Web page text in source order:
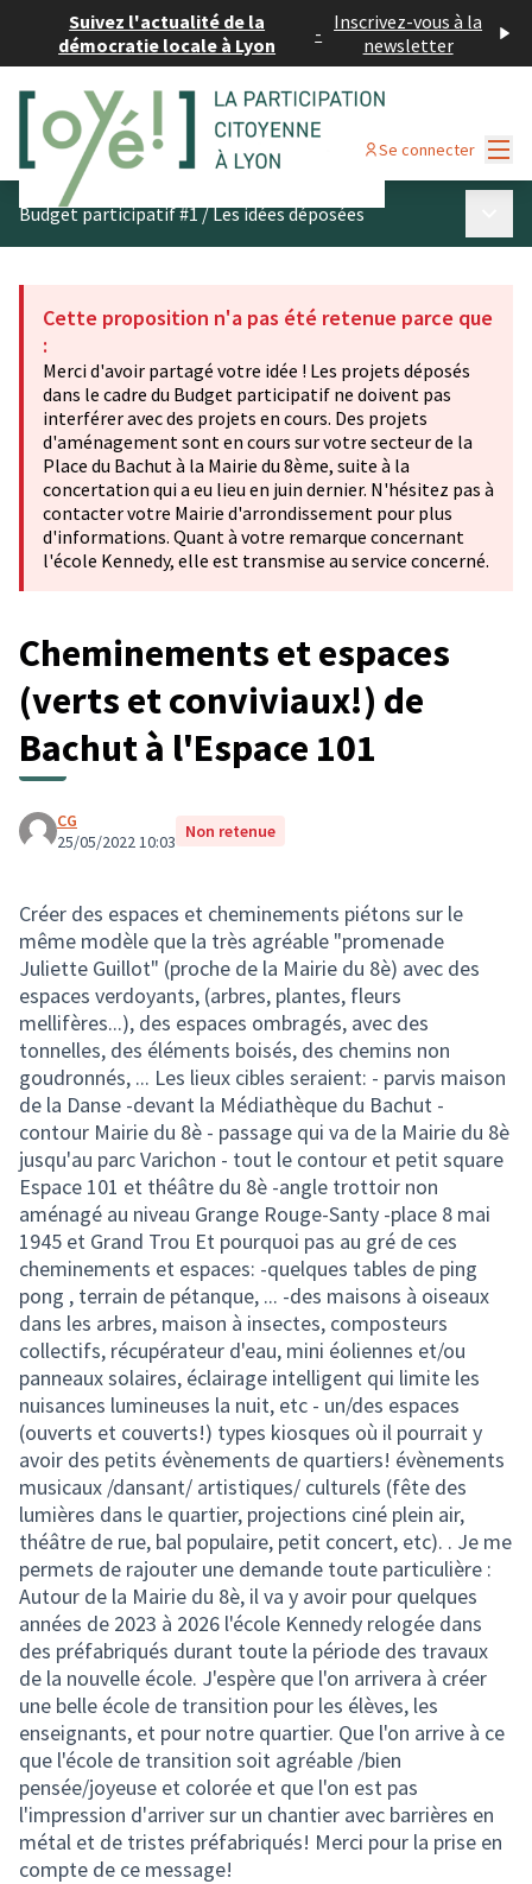
Suivez l'actualité de la
démocratie locale à Lyon
- Inscrivez-vous à la
newsletter
Se connecter
Budget participatif #1/Les idées déposées
Cette proposition n'a pas été retenue parce que
:
Merci d'avoir partagé votre idée ! Les projets déposés
dans le cadre du Budget participatif ne doivent pas
interférer avec des projets en cours. Des projets
d'aménagement sont en cours sur votre secteur de la
Place du Bachut à la Mairie du 8ème, suite à la
concertation qui a eu lieu en juin dernier. N'hésitez pas à
contacter votre Mairie d'arrondissement pour plus
d'informations. Quant à votre remarque concernant
l'école Kennedy, elle est transmise au service concerné.
Cheminements et espaces
(verts et conviviaux!) de
Bachut à l'Espace 101
CG
25/05/2022 10:03 Non retenue
Créer des espaces et cheminements piétons sur le
même modèle que la très agréable "promenade
Juliette Guillot" (proche de la Mairie du 8è) avec des
espaces verdoyants, (arbres, plantes, fleurs
mellifères...), des espaces ombragés, avec des
tonnelles, des éléments boisés, des chemins non
goudronnés, ... Les lieux cibles seraient: - parvis maison
de la Danse -devant la Médiathèque du Bachut -
contour Mairie du 8è - passage qui va de la Mairie du 8è
jusqu'au parc Varichon - tout le contour et petit square
Espace 101 et théâtre du 8è -angle trottoir non
aménagé au niveau Grange Rouge-Santy -place 8 mai
1945 et Grand Trou Et pourquoi pas au gré de ces
cheminements et espaces: -quelques tables de ping
pong , terrain de pétanque, ... -des maisons à oiseaux
dans les arbres, maison à insectes, composteurs
collectifs, récupérateur d'eau, mini éoliennes et/ou
panneaux solaires, éclairage intelligent qui limite les
nuisances lumineuses la nuit, etc - un/des espaces
(ouverts et couverts!) types kiosques où il pourrait y
avoir des petits évènements de quartiers! évènements
musicaux /dansant/ artistiques/ culturels (fête des
lumières dans le quartier, projections ciné plein air,
théâtre de rue, bal populaire, petit concert, etc). . Je me
permets de rajouter une demande toute particulière :
Autour de la Mairie du 8è, il va y avoir pour quelques
années de 2023 à 2026 l'école Kennedy relogée dans
des préfabriqués durant toute la période des travaux
de la nouvelle école. J'espère que l'on arrivera à créer
une belle école de transition pour les élèves, les
enseignants, et pour notre quartier. Que l'on arrive à ce
que l'école de transition soit agréable /bien
pensée/joyeuse et colorée et que l'on est pas
l'impression d'arriver sur un chantier avec barrières en
métal et de tristes préfabriqués! Merci pour la prise en
compte de ce message!